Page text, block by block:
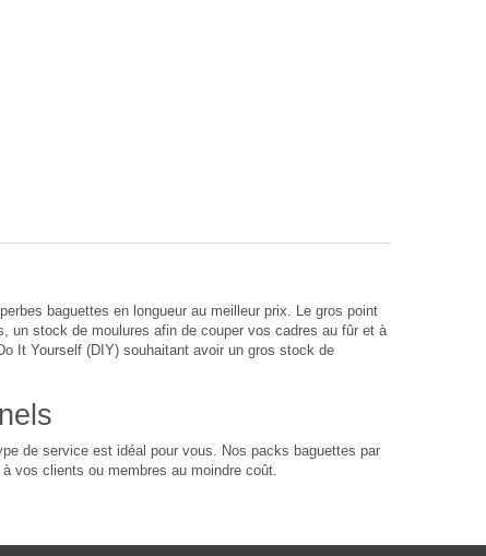
baguettes en longueur au meilleur prix. Le gros point
un stock de moulures afin de couper vos cadres au fûr et à
It Yourself (DIY) souhaitant avoir un gros stock de
de service est idéal pour vous. Nos packs baguettes par
vos clients ou membres au moindre coût.